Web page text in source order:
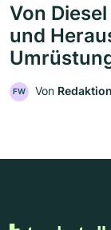
Von
und
FW Von